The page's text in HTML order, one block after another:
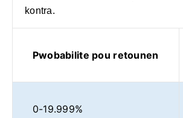
kontra.
Pwobabilite pou retounen
0-19.999%